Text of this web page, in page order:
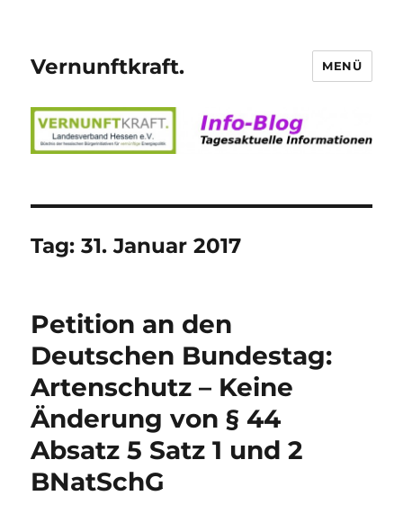
Vernunftkraft. MENÜ
Tag:31. Januar 2017
Petition an den
Deutschen Bundestag:
Artenschutz – Keine
Änderung von § 44
Absatz 5 Satz 1 und 2
BNatSchG